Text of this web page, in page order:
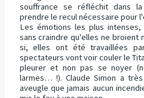
souffrance se réfléchit dans
prendre le recul nécessaire pour
Les émotions les plus
sans craindre qu'elles ne
si, elles ont été travaillées
spectateurs vont voir couler le
pleurer et non pas se noyer
larmes… !). Claude Simon a
aveugle que jamais aucun